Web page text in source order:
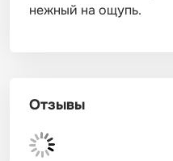
нежный на ощупь.
Отзывы